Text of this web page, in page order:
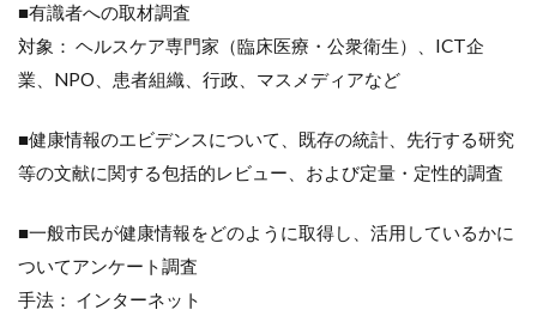
■有識者への取材調査
対象： ヘルスケア専門家（臨床医療・公衆衛生）、ICT企
業、NPO、患者組織、行政、マスメディアなど
■健康情報のエビデンスについて、既存の統計、先行する研究
等の文献に関する包括的レビュー、および定量・定性的調査
■一般市民が健康情報をどのように取得し、活用しているかに
ついてアンケート調査
手法： インターネット